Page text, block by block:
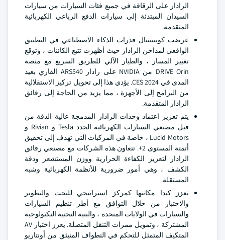
الرادار على الرقاقة في جميع فئات السيارات من سيارات
السيدان المبتدئة إلى سيارات الدفع الرباعي الكهربائية
المتقدمة.
عرضت كونتيننتال قدرات الذكاء الاصطناعي في التطبيق
الواقعي لمداخن الرادار حيث أظهرت تتبع الكائنات ، وتوقع
تغيير المسار ، والطيار الآلي للطريق السريع مع منصة
DRIVE Orin من NVIDIA على رادار ARS540 القاري بعيد
المدى في CES 2024. يؤدي هذا إلى تحويل تركيز الاستقلالية
من البرامج إلى الأجهزة ، مما يزيد من الحاجة إلى رقائق
الرادار المتقدمة.
يتم تعزيز اعتماد وحدات الرادار المدمجة عالية الدقة من
قبل مصنعي السيارات الكهربائية الجدد Tesla و Rivian و
Lucid Motors ، خاصة في المركبات التي تهدف إلى تحقيق
أتمتة المستوى 2+. تتعاون هذه الشركات مع مصنعي رقائق
الرادار لتعزيز الكفاءة الحرارية ووزن المستشعر ودقة
الكشف ، وهي أمور ضرورية للأنظمة الكهربائية وشبه
المستقلة.
تعزز كندا مكانتها كمركز استراتيجي للبحث والتطوير
والاختبار من خلال التوافق مع أطر تنظيم السيارات
والسيارات في الولايات المتحدة ، والبنية التحتية التكنولوجية
المشتركة ، وتمويل ممرات التنقل المتصلة. يعزز اختبار AV
المتكيف المتمثل للتحكم في التطواف المنبثق من أونتاريو